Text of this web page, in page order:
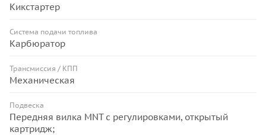
Кикстартер
Система подачи топлива
Карбюратор
Трансмиссия / КПП
Механическая
Подвеска
Передняя вилка MNT с регулировками, открытый
картридж;